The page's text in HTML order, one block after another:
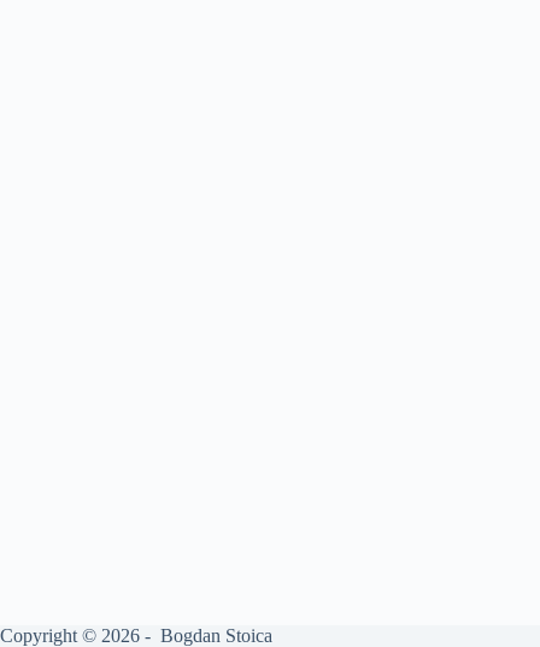
Copyright © 2026 - Bogdan Stoica